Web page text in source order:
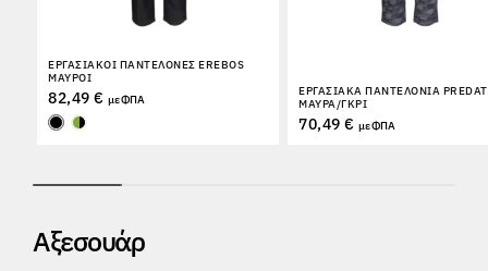
ΕΡΓΑΣΙΑΚΟΊ ΠΑΝΤΕΛΌΝΕΣ EREBOS
ΜΑΎΡΟΙ
82,49 € με ΦΠΑ
ΕΡΓΑΣΙΑΚΆ ΠΑΝΤΕΛΌΝΙΑ
ΜΑΎΡΑ/ΓΚΡΙ
70,49 € με ΦΠΑ
Αξεσουάρ